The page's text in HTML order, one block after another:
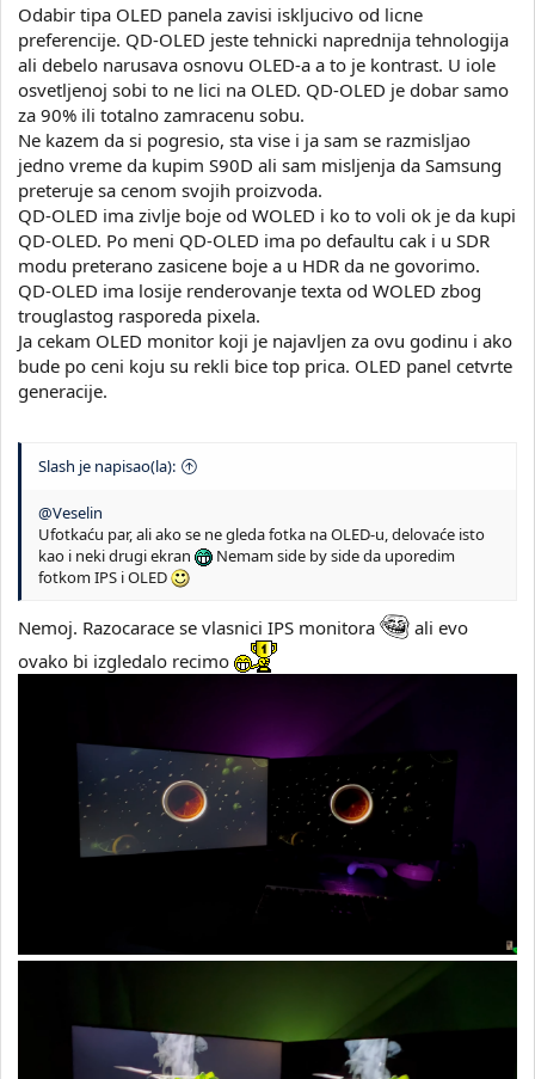
Odabir tipa OLED panela zavisi iskljucivo od licne
preferencije. QD-OLED jeste tehnicki naprednija tehnologija
ali debelo narusava osnovu OLED-a a to je kontrast. U iole
osvetljenoj sobi to ne lici na OLED. QD-OLED je dobar samo
za 90% ili totalno zamracenu sobu.
Ne kazem da si pogresio, sta vise i ja sam se razmisljao
jedno vreme da kupim S90D ali sam misljenja da Samsung
preteruje sa cenom svojih proizvoda.
QD-OLED ima zivlje boje od WOLED i ko to voli ok je da kupi
QD-OLED. Po meni QD-OLED ima po defaultu cak i u SDR
modu preterano zasicene boje a u HDR da ne govorimo.
QD-OLED ima losije renderovanje texta od WOLED zbog
trouglastog rasporeda pixela.
Ja cekam OLED monitor koji je najavljen za ovu godinu i ako
bude po ceni koju su rekli bice top prica. OLED panel cetvrte
generacije.
Slash je napisao(la):
@Veselin
Ufotkaću par, ali ako se ne gleda fotka na OLED-u, delovaće isto
kao i neki drugi ekran
Nemam side by side da uporedim
fotkom IPS i OLED
Nemoj. Razocarace se vlasnici IPS monitora
ali evo
ovako bi izgledalo recimo